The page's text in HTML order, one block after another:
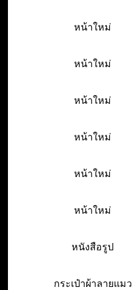
หน้าใหม่
หน้าใหม่
หน้าใหม่
หน้าใหม่
หน้าใหม่
หน้าใหม่
หนังสือรูป
กระเป๋าผ้าลายแมว